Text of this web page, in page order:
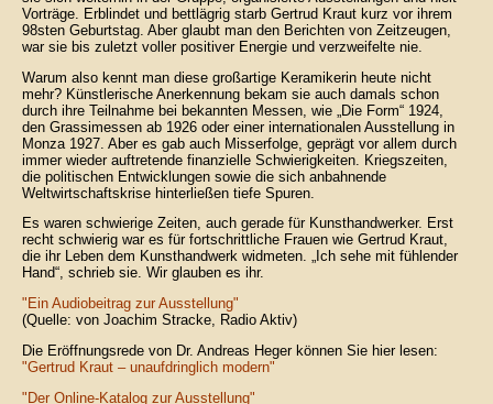
Vorträge. Erblindet und bettlägrig starb Gertrud Kraut kurz vor ihrem
98sten Geburtstag. Aber glaubt man den Berichten von Zeitzeugen,
war sie bis zuletzt voller positiver Energie und verzweifelte nie.
Warum also kennt man diese großartige Keramikerin heute nicht
mehr? Künstlerische Anerkennung bekam sie auch damals schon
durch ihre Teilnahme bei bekannten Messen, wie „Die Form“ 1924,
den Grassimessen ab 1926 oder einer internationalen Ausstellung in
Monza 1927. Aber es gab auch Misserfolge, geprägt vor allem durch
immer wieder auftretende finanzielle Schwierigkeiten. Kriegszeiten,
die politischen Entwicklungen sowie die sich anbahnende
Weltwirtschaftskrise hinterließen tiefe Spuren.
Es waren schwierige Zeiten, auch gerade für Kunsthandwerker. Erst
recht schwierig war es für fortschrittliche Frauen wie Gertrud Kraut,
die ihr Leben dem Kunsthandwerk widmeten. „Ich sehe mit fühlender
Hand“, schrieb sie. Wir glauben es ihr.
"Ein Audiobeitrag zur Ausstellung"
(Quelle: von Joachim Stracke, Radio Aktiv)
Die Eröffnungsrede von Dr. Andreas Heger können Sie hier lesen:
"Gertrud Kraut – unaufdringlich modern"
"Der Online-Katalog zur Ausstellung"